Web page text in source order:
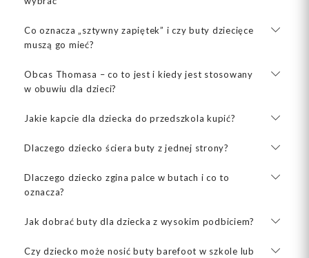
Co oznacza „sztywny zapiętek” i czy buty dziecięce
muszą go mieć?
Obcas Thomasa – co to jest i kiedy jest stosowany
w obuwiu dla dzieci?
Jakie kapcie dla dziecka do przedszkola kupić?
Dlaczego dziecko ściera buty z jednej strony?
Dlaczego dziecko zgina palce w butach i co to
oznacza?
Jak dobrać buty dla dziecka z wysokim podbiciem?
Czy dziecko może nosić buty barefoot w szkole lub